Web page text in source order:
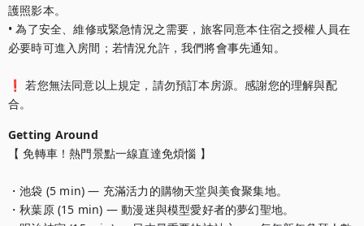
護照影本。
• 為了安全、維修或緊急情況之需要，旅客同意本住宿之授權人員在
必要時可進入房間；若情況允許，我們將會事先通知。
❗ 若您無法同意以上規定，請勿預訂本房源。感謝您的理解與配
Getting Around
【 免轉車！熱門景點一線直達免煩惱 】
・池袋 (5 min) — 充滿活力的購物天堂與美食聚集地。
・秋葉原 (15 min) — 動漫迷與模型愛好者的夢幻聖地。